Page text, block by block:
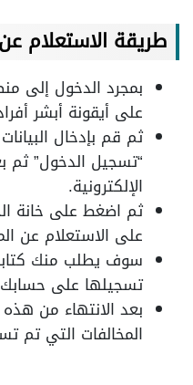
طريقة الاستعلام
بمجرد الدخول إلى
على أيقونة أبشر
ثم قم بإدخال
“تسجيل الدخول” ثم
الإلكترونية.
ثم اضغط على خانة
على الاستعلام عن
سوف يطلب منك
تسجيلها على
بعد الانتهاء من
المخالفات التي تم